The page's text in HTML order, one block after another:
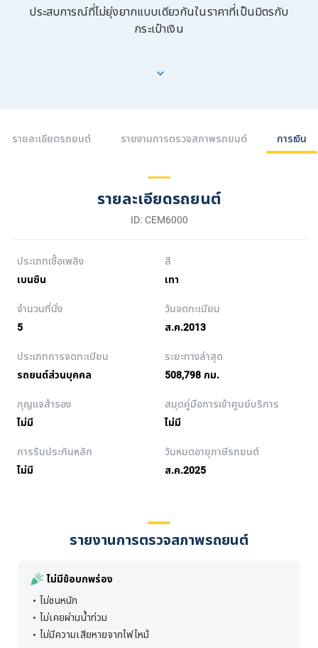
ประสบการณ์ที่ไม่ยุ่งยากแบบเดียวกันในราคาที่เป็นมิตรกับ
กระเป๋าเงิน
รายละเอียดรถยนต์ รายงานการตรวจสภาพรถยนต์ การเงิน
รายละเอียดรถยนต์
ID: CEM6000
ประเภทเชื้อเพลิง
เบนซิน
สี
เทา
จำนวนที่นั่ง
5
วันจดทะเบียน
ส.ค.2013
ประเภทการจดทะเบียน
รถยนต์ส่วนบุคคล
ระยะทางล่าสุด
508,798 กม.
กุญแจสำรอง
ไม่มี
สมุดคู่มือการเข้าศูนย์บริการ
ไม่มี
การรับประกันหลัก
ไม่มี
วันหมดอายุภาษีรถยนต์
ส.ค.2025
รายงานการตรวจสภาพรถยนต์
ไม่มีข้อบกพร่อง
ไม่ชนหนัก
ไม่เคยผ่านน้ำท่วม
ไม่มีความเสียหายจากไฟไหม้